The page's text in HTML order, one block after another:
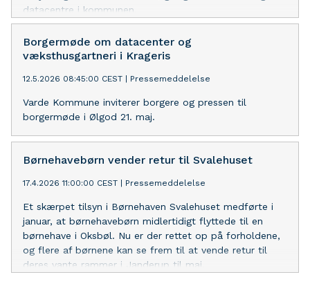
datacentre i kommunen.
Borgermøde om datacenter og
væksthusgartneri i Krageris
12.5.2026 08:45:00 CEST Pressemeddelelse
Varde Kommune inviterer borgere og pressen til
borgermøde i Ølgod 21. maj.
Børnehavebørn vender retur til Svalehuset
17.4.2026 11:00:00 CEST Pressemeddelelse
Et skærpet tilsyn i Børnehaven Svalehuset medførte i
januar, at børnehavebørn midlertidigt flyttede til en
børnehave i Oksbøl. Nu er der rettet op på forholdene,
og flere af børnene kan se frem til at vende retur til
deres vante rammer i Janderup til maj.